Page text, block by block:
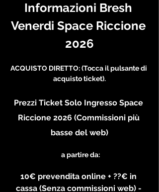
Informazioni Bresh
Venerdi Space Riccione
2026
ACQUISTO DIRETTO: (Tocca il pulsante di
acquisto ticket).
Prezzi Ticket Solo Ingresso Space
Riccione 2026 (Commissioni più
basse del web)
a partire da:
10€ prevendita online + ??€ in
cassa (Senza commissioni web) -